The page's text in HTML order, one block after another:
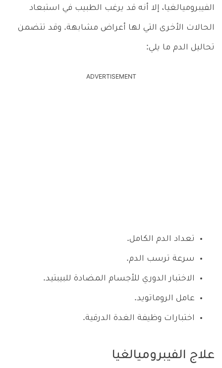
الفيبروميالغيا، إلا أنه قد يرغب الطبيب في استبعاد
الحالات الأخرى التي لها أعراض مشابهة. وقد تتضمن
تحاليل الدم ما يلي:
ADVERTISEMENT
تعداد الدم الكامل.
سرعة ترسب الدم.
الاختبار الدوري للأجسام المضادة للبيبتيد.
عامل الروماتويد.
اختبارات وظيفة الغدة الدرقية.
علاج الفيبروميالغيا